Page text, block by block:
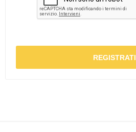
REGISTRATI